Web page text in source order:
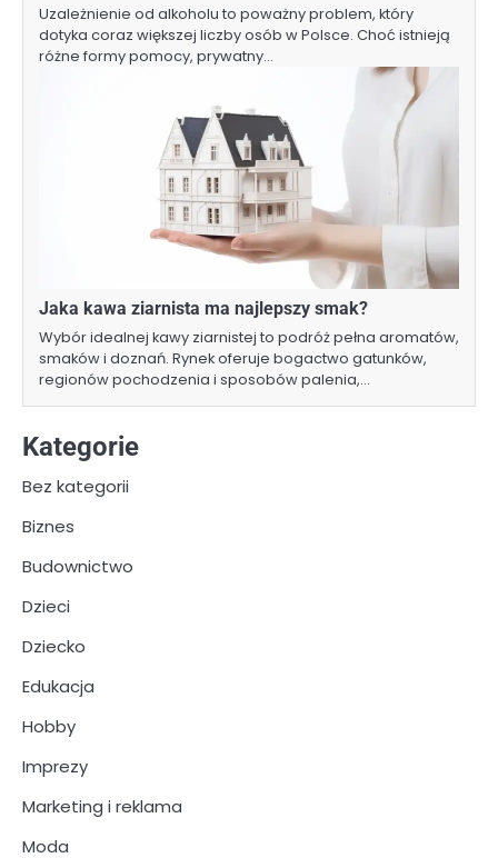
Uzależnienie od alkoholu to poważny problem, który
dotyka coraz większej liczby osób w Polsce. Choć istnieją
różne formy pomocy, prywatny…
Jaka kawa ziarnista ma najlepszy smak?
Wybór idealnej kawy ziarnistej to podróż pełna aromatów,
smaków i doznań. Rynek oferuje bogactwo gatunków,
regionów pochodzenia i sposobów palenia,…
Kategorie
Bez kategorii
Biznes
Budownictwo
Dzieci
Dziecko
Edukacja
Hobby
Imprezy
Marketing i reklama
Moda